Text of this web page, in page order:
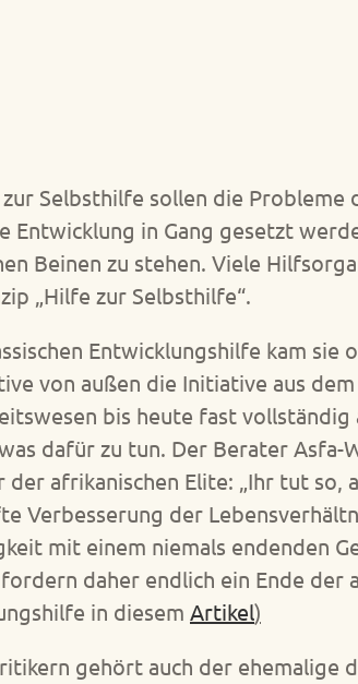
Selbsthilfe sollen die Probleme
Entwicklung in Gang gesetzt
Beinen zu stehen. Viele
„Hilfe zur Selbsthilfe“.
Entwicklungshilfe kam
von außen die Initiative aus
bis heute fast
dafür zu tun. Der Berater Asfa-
afrikanischen Elite: „Ihr tut so,
Verbesserung der
mit einem niemals endenden
daher endlich ein Ende der
in diesem Artikel)
gehört auch der ehemalige